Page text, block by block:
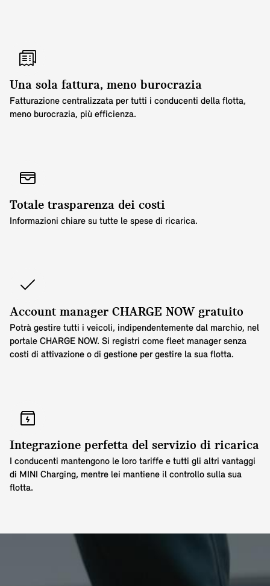
Una sola fattura, meno burocrazia
Fatturazione centralizzata per tutti i conducenti della flotta,
meno burocrazia, più efficienza.
Totale trasparenza dei costi
Informazioni chiare su tutte le spese di ricarica.
Account manager CHARGE NOW gratuito
Potrà gestire tutti i veicoli, indipendentemente dal marchio, nel
portale CHARGE NOW. Si registri come fleet manager senza
costi di attivazione o di gestione per gestire la sua flotta.
Integrazione perfetta del servizio di ricarica
I conducenti mantengono le loro tariffe e tutti gli altri vantaggi
di MINI Charging, mentre lei mantiene il controllo sulla sua
flotta.